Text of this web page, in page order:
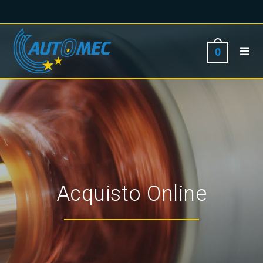
0
Acquisto Online